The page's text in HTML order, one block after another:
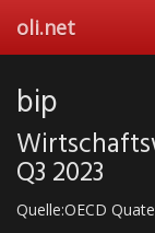
main
oli.net
bip
Q3 2023
Quelle:OECD